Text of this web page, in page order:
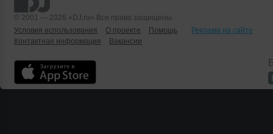
© 2001 — 2026 «DJ.ru» Все права защищены.
Условия использования
О проекте Помощь
Реклама на сайте
Контактная информация
Вакансии